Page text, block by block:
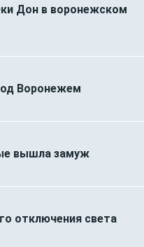
Дон в воронежском
Воронежем
вышла замуж
отключения света